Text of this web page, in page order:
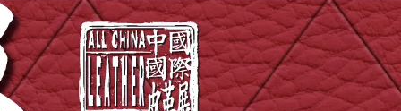
ACLE
2026上海合成革展会 2026中国国际皮革展
2026中国国际皮革展 2026中国国际皮革展